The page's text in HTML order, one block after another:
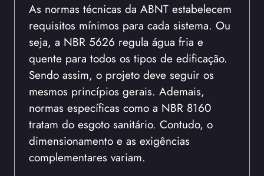
As normas técnicas da ABNT estabelecem
requisitos mínimos para cada sistema. Ou
seja, a NBR 5626 regula água fria e
quente para todos os tipos de edificação.
Sendo assim, o projeto deve seguir os
mesmos princípios gerais. Ademais,
normas específicas como a NBR 8160
tratam do esgoto sanitário. Contudo, o
dimensionamento e as exigências
complementares variam.